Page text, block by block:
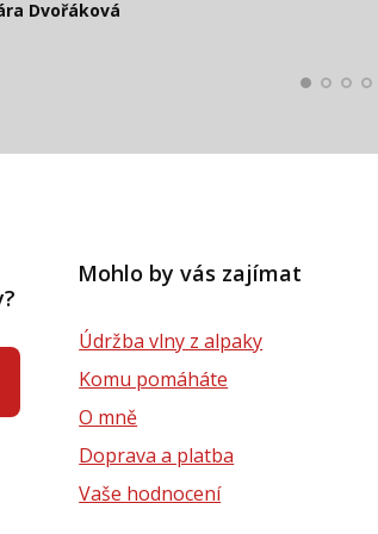
Dvořáková
Mohlo by vás zajímat
Údržba vlny z alpaky
Komu pomáháte
O mně
Doprava a platba
Vaše hodnocení